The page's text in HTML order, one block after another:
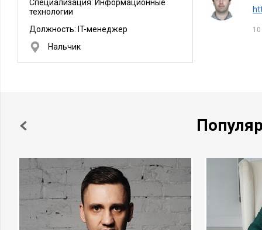
Специализация: Информационные
технологии
Должность: IT-менеджер
Нальчик
10